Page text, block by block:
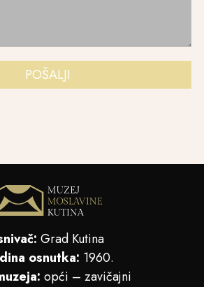
POŠALJI
Grad Kutina
osnutka: 1960.
opći – zavičajni